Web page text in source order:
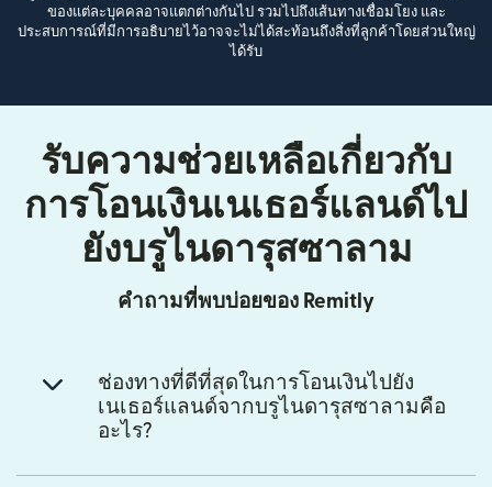
ของแต่ละบุคคลอาจแตกต่างกันไป รวมไปถึงเส้นทางเชื่อมโยง และ
ประสบการณ์ที่มีการอธิบายไว้อาจจะไม่ได้สะท้อนถึงสิ่งที่ลูกค้าโดยส่วนใหญ่
ได้รับ
รับความช่วยเหลือเกี่ยวกับ
การโอนเงินเนเธอร์แลนด์ไป
ยังบรูไนดารุสซาลาม
คำถามที่พบบ่อยของ Remitly
ช่องทางที่ดีที่สุดในการโอนเงินไปยัง
เนเธอร์แลนด์จากบรูไนดารุสซาลามคือ
อะไร?